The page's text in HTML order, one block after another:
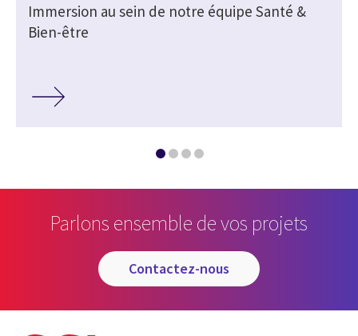
Immersion au sein de notre équipe Santé &
Bien-être
Parlons ensemble de vos projets
contactez-nous